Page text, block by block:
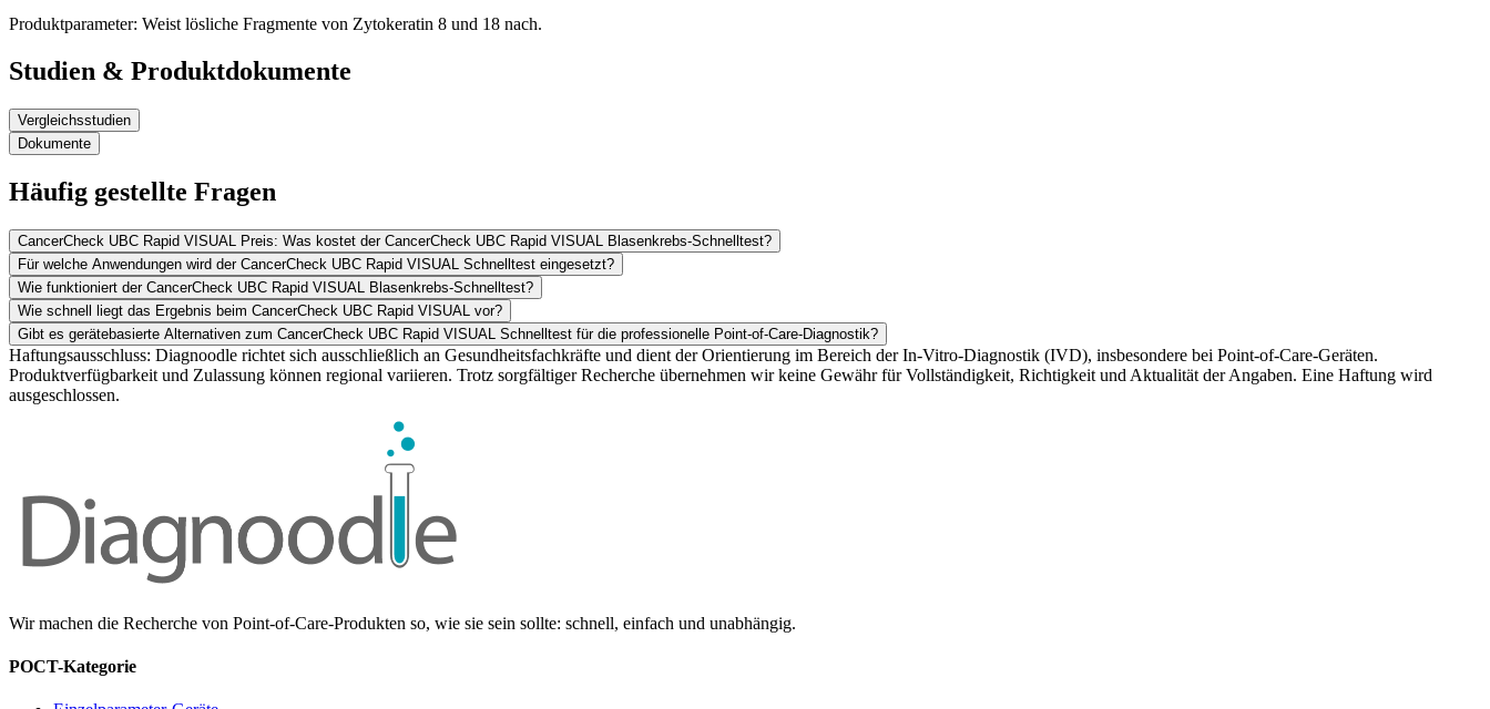
Produktparameter: Weist lösliche Fragmente von Zytokeratin 8 und 18 nach.
Studien & Produktdokumente
Vergleichsstudien
Dokumente
Häufig gestellte Fragen
CancerCheck UBC Rapid VISUAL Preis: Was kostet der CancerCheck UBC Rapid VISUAL Blasenkrebs-Schnelltest?
Für welche Anwendungen wird der CancerCheck UBC Rapid VISUAL Schnelltest eingesetzt?
Wie funktioniert der CancerCheck UBC Rapid VISUAL Blasenkrebs-Schnelltest?
Wie schnell liegt das Ergebnis beim CancerCheck UBC Rapid VISUAL vor?
Gibt es gerätebasierte Alternativen zum CancerCheck UBC Rapid VISUAL Schnelltest für die professionelle Point-of-Care-Diagnostik?
Haftungsausschluss: Diagnoodle richtet sich ausschließlich an Gesundheitsfachkräfte und dient der Orientierung im Bereich der In-Vitro-Diagnostik (IVD), insbesondere bei Point-of-Care-Geräten.
Produktverfügbarkeit und Zulassung können regional variieren. Trotz sorgfältiger Recherche übernehmen wir keine Gewähr für Vollständigkeit, Richtigkeit und Aktualität der Angaben. Eine Haftung wird
ausgeschlossen.
Wir machen die Recherche von Point-of-Care-Produkten so, wie sie sein sollte: schnell, einfach und unabhängig.
POCT-Kategorie